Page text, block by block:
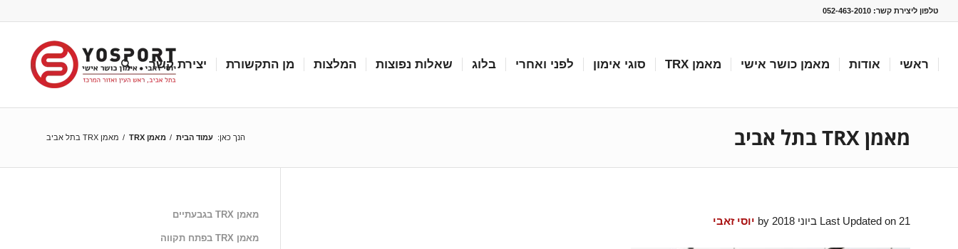
טלפון ליצירת קשר: 052-463-2010
ראשי אודות מאמן כושר אישי מאמן TRX סוגי אימון לפני ואחרי בלוג שאלות נפוצות המלצות מן התקשורת יצירת קשר
מאמן TRX בתל אביב הנך כאן: עמוד הבית / מאמן TRX / מאמן TRX בתל אביב
Last Updated on 21 ביוני 2018 by יוסי זאבי
מאמן TRX בגבעתיים
מאמן TRX בפתח תקווה